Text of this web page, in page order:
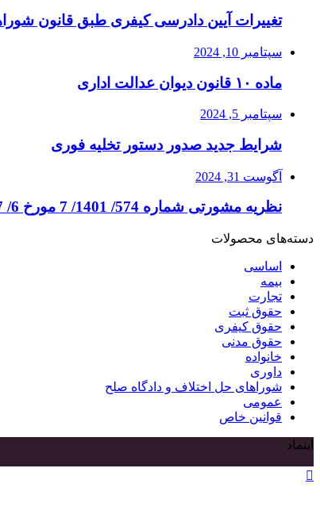
تغییرات آیین دادرسی کیفری طبق قانون
سپتامبر 10, 2024
ماده ۱۰ قانون دیوان عدالت اداری
سپتامبر 5, 2024
شرایط جدید صدور دستور تخلیه فوری
آگوست 31, 2024
نظریه مشورتی شماره 574/ 1401/ 7 مورخ 6/ 7/ 1401
دسته‌های محصولات
اساسی
بیمه
تجارت
حقوق ثبت
حقوق کیفری
حقوق مدنی
خانواده
داوری
شوراهای حل اختلاف و دادگاه صلح
عمومی
قوانین خاص
اینماد